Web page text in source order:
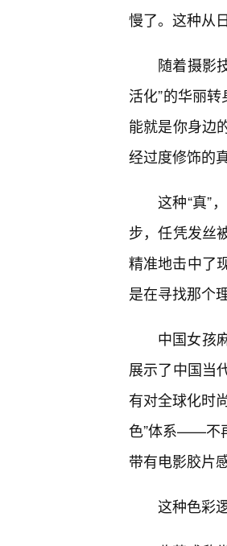
慢了。这种从
随着摄影
活化”的华丽
能就是你身边
经过度修饰的
这种“真”
步，任凭发丝
精准地击中了
是在寻找那个
中国女孩
展示了中国当
有对全球化时
色”体系——不
带有电影胶片
这种色彩